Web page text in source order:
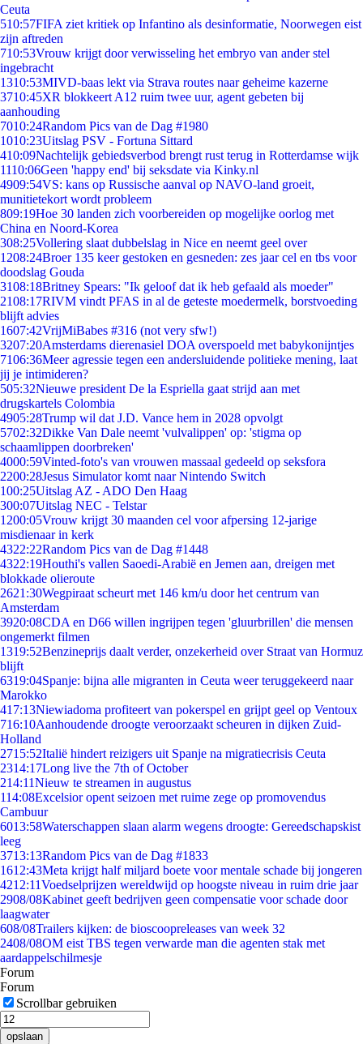
Ceuta
510:57FIFA ziet kritiek op Infantino als desinformatie, Noorwegen eist
zijn aftreden
710:53Vrouw krijgt door verwisseling het embryo van ander stel
ingebracht
1310:53MIVD-baas lekt via Strava routes naar geheime kazerne
3710:45XR blokkeert A12 ruim twee uur, agent gebeten bij
aanhouding
7010:24Random Pics van de Dag #1980
1010:23Uitslag PSV - Fortuna Sittard
410:09Nachtelijk gebiedsverbod brengt rust terug in Rotterdamse wijk
1110:06Geen 'happy end' bij seksdate via Kinky.nl
4909:54VS: kans op Russische aanval op NAVO-land groeit,
munitietekort wordt probleem
809:19Hoe 30 landen zich voorbereiden op mogelijke oorlog met
China en Noord-Korea
308:25Vollering slaat dubbelslag in Nice en neemt geel over
1208:24Broer 135 keer gestoken en gesneden: zes jaar cel en tbs voor
doodslag Gouda
3108:18Britney Spears: "Ik geloof dat ik heb gefaald als moeder"
2108:17RIVM vindt PFAS in al de geteste moedermelk, borstvoeding
blijft advies
1607:42VrijMiBabes #316 (not very sfw!)
3207:20Amsterdams dierenasiel DOA overspoeld met babykonijntjes
7106:36Meer agressie tegen een andersluidende politieke mening, laat
jij je intimideren?
505:32Nieuwe president De la Espriella gaat strijd aan met
drugskartels Colombia
4905:28Trump wil dat J.D. Vance hem in 2028 opvolgt
5702:32Dikke Van Dale neemt 'vulvalippen' op: 'stigma op
schaamlippen doorbreken'
4000:59Vinted-foto's van vrouwen massaal gedeeld op seksfora
2200:28Jesus Simulator komt naar Nintendo Switch
100:25Uitslag AZ - ADO Den Haag
300:07Uitslag NEC - Telstar
1200:05Vrouw krijgt 30 maanden cel voor afpersing 12-jarige
misdienaar in kerk
4322:22Random Pics van de Dag #1448
4322:19Houthi's vallen Saoedi-Arabië en Jemen aan, dreigen met
blokkade olieroute
2621:30Wegpiraat scheurt met 146 km/u door het centrum van
Amsterdam
3920:08CDA en D66 willen ingrijpen tegen 'gluurbrillen' die mensen
ongemerkt filmen
1319:52Benzineprijs daalt verder, onzekerheid over Straat van Hormuz
blijft
6319:04Spanje: bijna alle migranten in Ceuta weer teruggekeerd naar
Marokko
417:13Niewiadoma profiteert van pokerspel en grijpt geel op Ventoux
716:10Aanhoudende droogte veroorzaakt scheuren in dijken Zuid-
Holland
2715:52Italië hindert reizigers uit Spanje na migratiecrisis Ceuta
2314:17Long live the 7th of October
214:11Nieuw te streamen in augustus
114:08Excelsior opent seizoen met ruime zege op promovendus
Cambuur
6013:58Waterschappen slaan alarm wegens droogte: Gereedschapskist
leeg
3713:13Random Pics van de Dag #1833
1612:43Meta krijgt half miljard boete voor mentale schade bij jongeren
4212:11Voedselprijzen wereldwijd op hoogste niveau in ruim drie jaar
2908/08Kabinet geeft bedrijven geen compensatie voor schade door
laagwater
608/08Trailers kijken: de bioscoopreleases van week 32
2408/08OM eist TBS tegen verwarde man die agenten stak met
aardappelschilmesje
Forum
Forum
Scrollbar gebruiken
opslaan